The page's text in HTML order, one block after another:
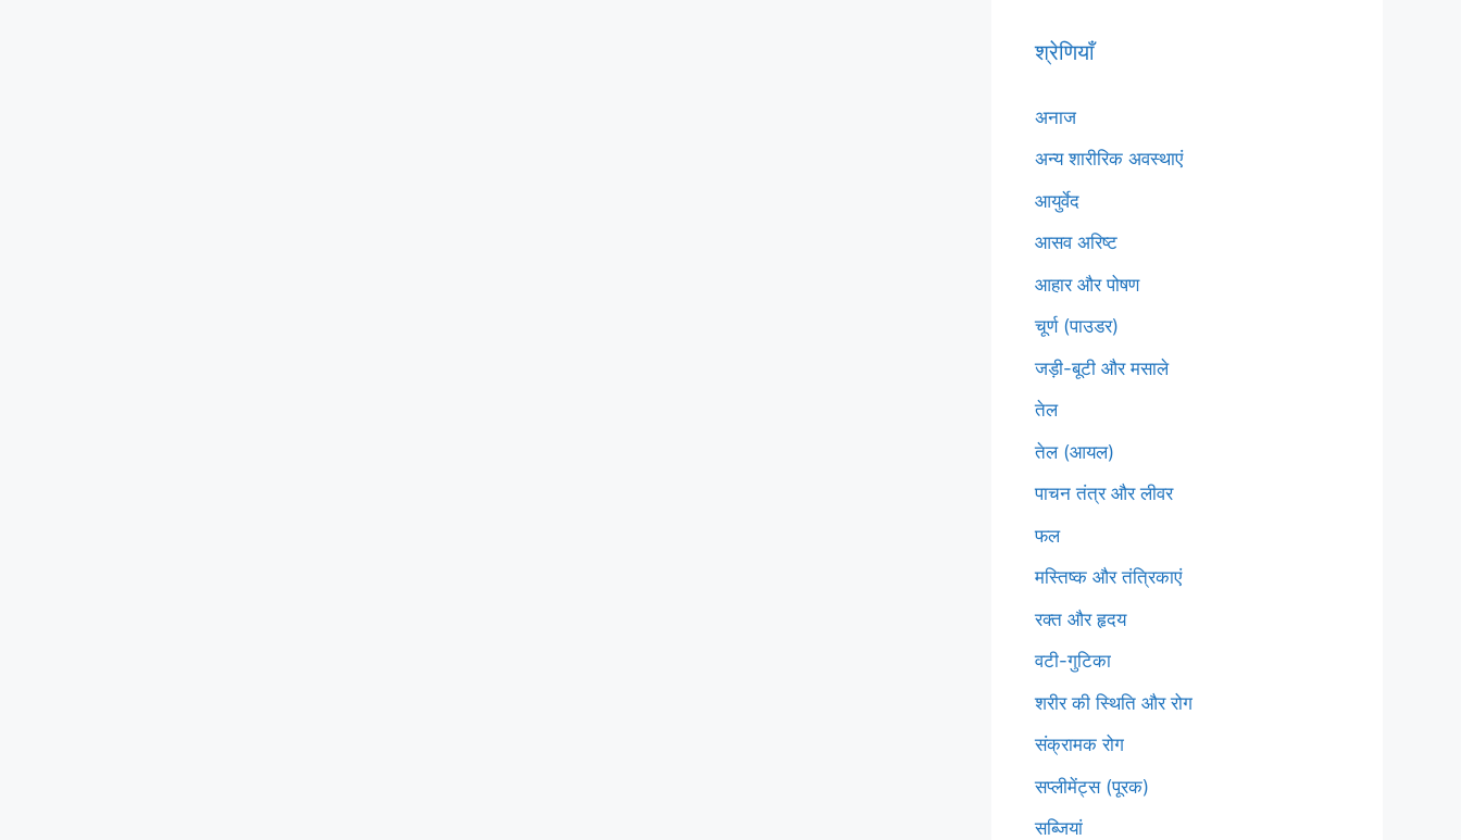
श्रेणियाँ
अनाज
अन्य शारीरिक अवस्थाएं
आयुर्वेद
आसव अरिष्ट
आहार और पोषण
चूर्ण (पाउडर)
जड़ी-बूटी और मसाले
तेल
तेल (आयल)
पाचन तंत्र और लीवर
फल
मस्तिष्क और तंत्रिकाएं
रक्त और हृदय
वटी-गुटिका
शरीर की स्थिति और रोग
संक्रामक रोग
सप्लीमेंट्स (पूरक)
सब्जियां